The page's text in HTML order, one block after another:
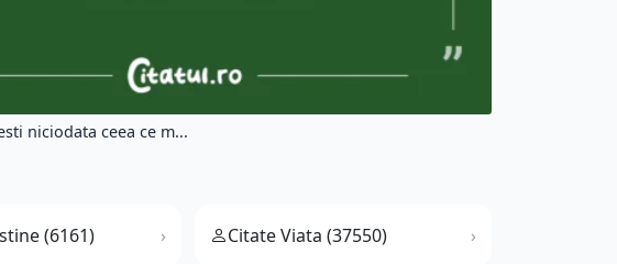
niciodata ceea ce m...
(6161) Citate Viata (37550)